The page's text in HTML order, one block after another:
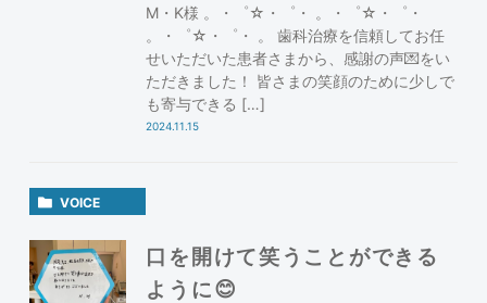
M・K様 。・゜☆・゜・ 。・゜☆・゜・
。・゜☆・゜・ 。 歯科治療を信頼してお任
せいただいた患者さまから、感謝の声💌をい
ただきました！ 皆さまの笑顔のために少しで
も寄与できる […]
2024.11.15
VOICE
口を開けて笑うことができる
ように😊